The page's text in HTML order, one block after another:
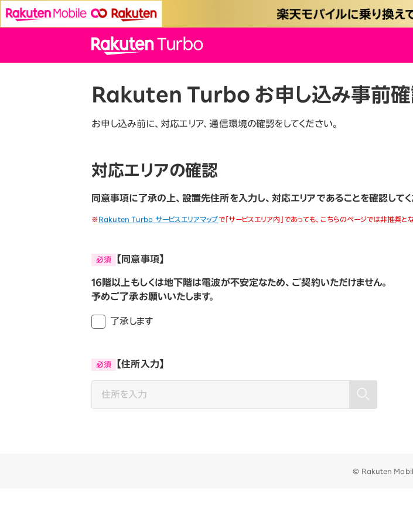
Rakuten Turbo お申し込み事前
お申し込み前に、対応エリア、通信環境の確認をしてください。
対応エリアの確認
同意事項に了承の上、設置先住所を入力し、対応エリアであることを確認してく
※Rakuten Turbo サービスエリアマップで「サービスエリア内」であっても、こちらのページでは非推奨と
必須 【同意事項】
16階以上もしくは地下階は電波が不安定なため、ご契約いただけません。
予めご了承お願いいたします。
了承します
必須 【住所入力】
© Rakuten